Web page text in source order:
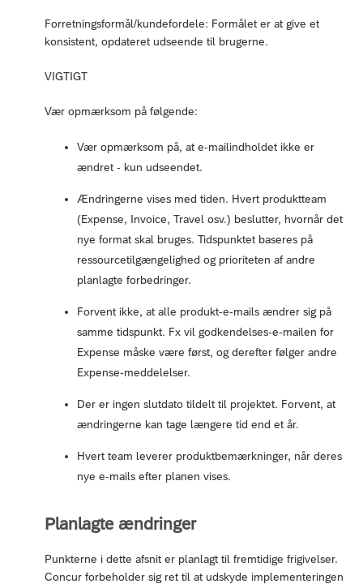
Forretningsformål/kundefordele: Formålet er at give et
konsistent, opdateret udseende til brugerne.
VIGTIGT
Vær opmærksom på følgende:
Vær opmærksom på, at e-mailindholdet ikke er
ændret - kun udseendet.
Ændringerne vises med tiden. Hvert produktteam
(Expense, Invoice, Travel osv.) beslutter, hvornår det
nye format skal bruges. Tidspunktet baseres på
ressourcetilgængelighed og prioriteten af andre
planlagte forbedringer.
Forvent ikke, at alle produkt-e-mails ændrer sig på
samme tidspunkt. Fx vil godkendelses-e-mailen for
Expense måske være først, og derefter følger andre
Expense-meddelelser.
Der er ingen slutdato tildelt til projektet. Forvent, at
ændringerne kan tage længere tid end et år.
Hvert team leverer produktbemærkninger, når deres
nye e-mails efter planen vises.
Planlagte ændringer
Punkterne i dette afsnit er planlagt til fremtidige frigivelser.
Concur forbeholder sig ret til at udskyde implementeringen